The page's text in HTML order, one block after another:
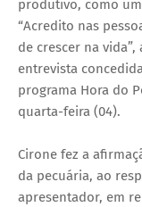
produtivo, como
“Acredito nas
de crescer na
entrevista
programa Hora do
quarta-feira (04).
Cirone fez a
da pecuária, ao
apresentador, em